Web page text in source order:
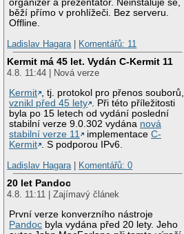
organizér a prezentátor. Neinstaluje se,
běží přímo v prohlížeči. Bez serveru.
Offline.
Ladislav Hagara | Komentářů: 11
Kermit má 45 let. Vydán C-Kermit 11
4.8. 11:44 | Nová verze
Kermit , tj. protokol pro přenos souborů,
vznikl před 45 lety . Při této příležitosti
byla po 15 letech od vydání poslední
stabilní verze 9.0.302 vydána nová
stabilní verze 11
implementaceC-
Kermit . S podporou IPv6.
Ladislav Hagara | Komentářů: 0
20 let Pandoc
4.8. 11:11 | Zajímavý článek
První verze konverzního nástroje
Pandoc byla vydána před 20 lety. Jeho